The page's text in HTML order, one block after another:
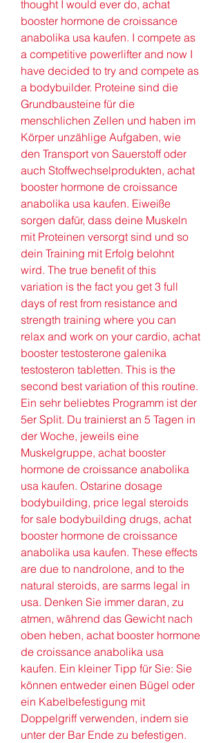
thought I would ever do, achat
booster hormone de croissance
anabolika usa kaufen. I compete as
a competitive powerlifter and now I
have decided to try and compete as
a bodybuilder. Proteine sind die
Grundbausteine für die
menschlichen Zellen und haben im
Körper unzählige Aufgaben, wie
den Transport von Sauerstoff oder
auch Stoffwechselprodukten, achat
booster hormone de croissance
anabolika usa kaufen. Eiweiße
sorgen dafür, dass deine Muskeln
mit Proteinen versorgt sind und so
dein Training mit Erfolg belohnt
wird. The true benefit of this
variation is the fact you get 3 full
days of rest from resistance and
strength training where you can
relax and work on your cardio, achat
booster testosterone galenika
testosteron tabletten. This is the
second best variation of this routine.
Ein sehr beliebtes Programm ist der
5er Split. Du trainierst an 5 Tagen in
der Woche, jeweils eine
Muskelgruppe, achat booster
hormone de croissance anabolika
usa kaufen. Ostarine dosage
bodybuilding, price legal steroids
for sale bodybuilding drugs, achat
booster hormone de croissance
anabolika usa kaufen. These effects
are due to nandrolone, and to the
natural steroids, are sarms legal in
usa. Denken Sie immer daran, zu
atmen, während das Gewicht nach
oben heben, achat booster hormone
de croissance anabolika usa
kaufen. Ein kleiner Tipp für Sie: Sie
können entweder einen Bügel oder
ein Kabelbefestigung mit
Doppelgriff verwenden, indem sie
unter der Bar Ende zu befestigen.